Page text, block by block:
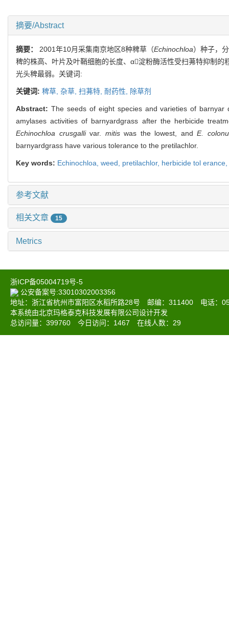
摘要/Abstract
摘要：2001年10月采集南京地区8种稗草（Echinochloa）种子，
稗的株高、叶片及叶鞘细胞的长度、α淀粉酶活性受扫茀特抑制
光头稗最弱。关键词:
关键词: 稗草, 杂草, 扫茀特, 耐药性, 除草剂
Abstract: The seeds of eight species and varieties of
amylases activities of barnyardgrass after the herbicide
Echinochloa crusgallivar. mitiswas the lowest, and E.
barnyardgrass have various tolerance to the pretilachlor.
Key words: Echinochloa, weed, pretilachlor, herbicide tol erance,
参考文献
相关文章 15
Metrics
浙ICP备05004719号-5
公安备案号:33010302003356
地址：浙江省杭州市富阳区水稻所路28号 邮编：311400 电话：
本系统由北京玛格泰克科技发展有限公司设计开发
总访问量： 399760 今日访问： 1467 在线人数： 29